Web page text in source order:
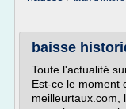
baisse
Toute l'actualité
Est-ce le moment
meilleurtaux.com,